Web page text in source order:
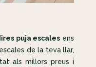
puja escales ens
de la teva llar,
als millors preus i